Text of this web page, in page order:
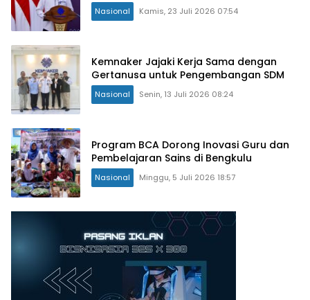
Nasional Kamis, 23 Juli 2026 07:54
Kemnaker Jajaki Kerja Sama dengan
Gertanusa untuk Pengembangan SDM
Nasional Senin, 13 Juli 2026 08:24
Program BCA Dorong Inovasi Guru dan
Pembelajaran Sains di Bengkulu
Nasional Minggu, 5 Juli 2026 18:57